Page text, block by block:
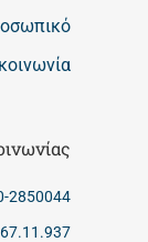
2850044